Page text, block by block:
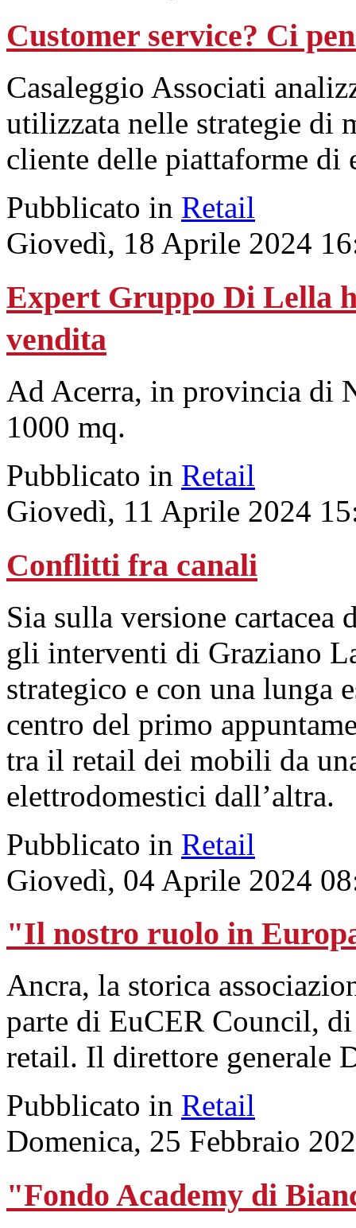
Customer service? Ci
Casaleggio Associati
utilizzata nelle strategie di
cliente delle piattaforme di
Pubblicato in Retail
Giovedì, 18 Aprile 2024
Expert Gruppo Di Lella
vendita
Ad Acerra, in provincia di
1000 mq.
Pubblicato in Retail
Giovedì, 11 Aprile 2024
Conflitti fra canali
Sia sulla versione cartacea
gli interventi di Graziano
strategico e con una lunga
centro del primo
tra il retail dei mobili da
elettrodomestici dall’altra.
Pubblicato in Retail
Giovedì, 04 Aprile 2024
"Il nostro ruolo in
Ancra, la storica
parte di EuCER Council,
retail. Il direttore generale
Pubblicato in Retail
Domenica, 25 Febbraio
"Fondo Academy di